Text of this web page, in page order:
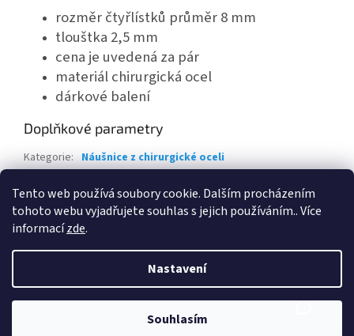
Tento web používá soubory cookie. Dalším procházením
tohoto webu vyjadřujete souhlas s jejich používáním.. Více
informacízde.
Nastavení
Souhlasím
rozměr čtyřlístků průměr 8 mm
tlouštka 2,5 mm
cena je uvedená za pár
materiál chirurgická ocel
dárkové balení
Doplňkové parametry
Kategorie: Náušnice z chirurgické oceli
EAN: 8594214692776
Vytvořil Shoptet
PokéBreak. Všechna práva vyhrazena.